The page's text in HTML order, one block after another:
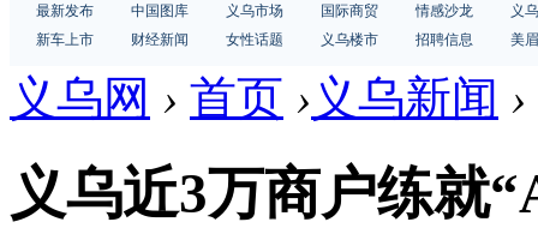
最新发布 中国图库 义乌市场 国际商贸 情感沙龙
义
新车上市
财经新闻 女性话题 义乌楼市 招聘信息 美
义乌网 › 首页 › 义乌新闻 ›
义乌近3万商户练就